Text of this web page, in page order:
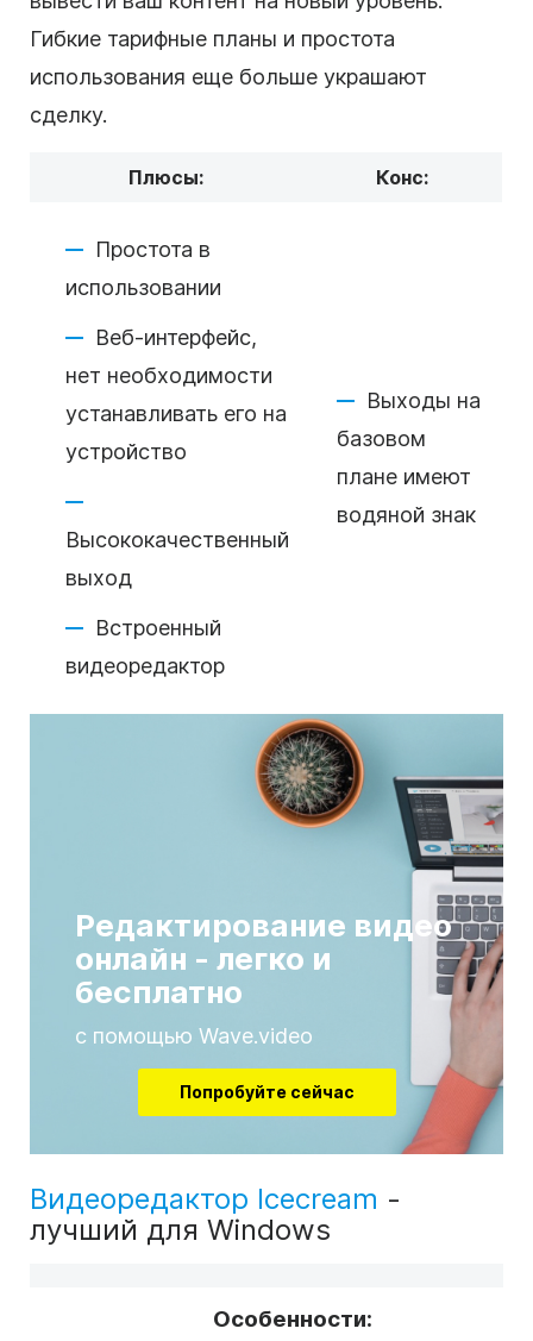
Гибкие тарифные планы и простота
использования еще больше украшают
сделку.
Плюсы: Конс:
Простота в
использовании
Веб-интерфейс,
нет необходимости
устанавливать его на
устройство
Высококачественный
выход
Встроенный
видеоредактор
Выходы на
базовом
плане имеют
водяной знак
Редактирование видео
онлайн - легко и
бесплатно
с помощью Wave.video
Попробуйте сейчас
Видеоредактор Icecream -
лучший для Windows
Особенности: